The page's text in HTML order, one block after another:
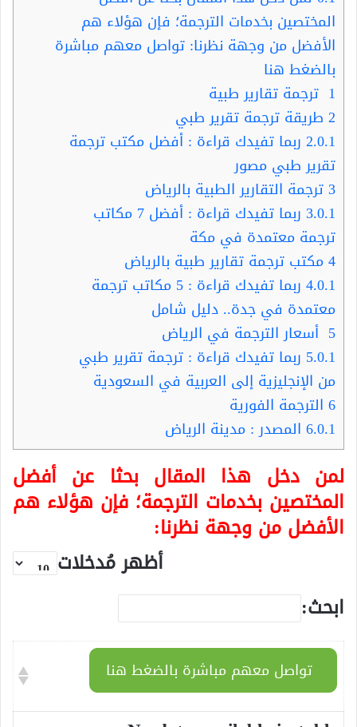
المختصين بخدمات الترجمة؛ فإن هؤلاء هم
الأفضل من وجهة نظرنا: تواصل معهم مباشرة
بالضغط هنا
1 ترجمة تقارير طبية
2 طريقة ترجمة تقرير طبي
2.0.1 ربما تفيدك قراءة : أفضل مكتب ترجمة
تقرير طبي مصور
3ترجمة التقارير الطبية بالرياض
3.0.1
ربما تفيدك قراءة : أفضل 7 مكاتب
ترجمة معتمدة في مكة
4مكتب ترجمة تقارير طبية بالرياض
4.0.1
ربما تفيدك قراءة : 5 مكاتب ترجمة
معتمدة في جدة.. دليل شامل
5 أسعار الترجمة في الرياض
5.0.1 ربما تفيدك قراءة : ترجمة تقرير طبي
من الإنجليزية إلى العربية في السعودية
6 الترجمة الفورية
6.0.1 المصدر : مدينة الرياض
لمن دخل هذا المقال بحثا عن أفضل
المختصين بخدمات الترجمة؛ فإن هؤلاء هم
الأفضل من وجهة نظرنا:
أظهر مُدخلات
ابحث:
تواصل معهم مباشرة بالضغط هنا